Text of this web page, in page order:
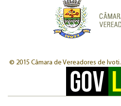
© 2015 Câmara de Vereadores de Ivoti.